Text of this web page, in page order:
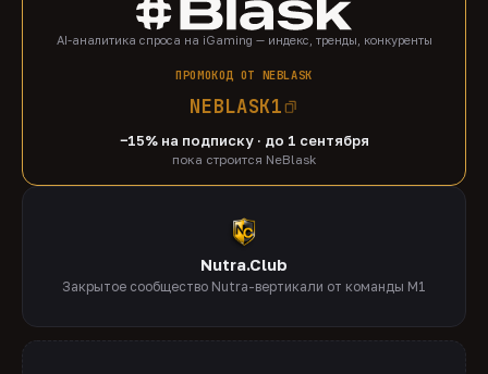
AI-аналитика спроса на iGaming — индекс, тренды, конкуренты
ПРОМОКОД ОТ NEBLASK
NEBLASK1
−15% на подписку · до 1 сентября
пока строится NeBlask
Nutra.Club
Закрытое сообщество Nutra-вертикали от команды M1